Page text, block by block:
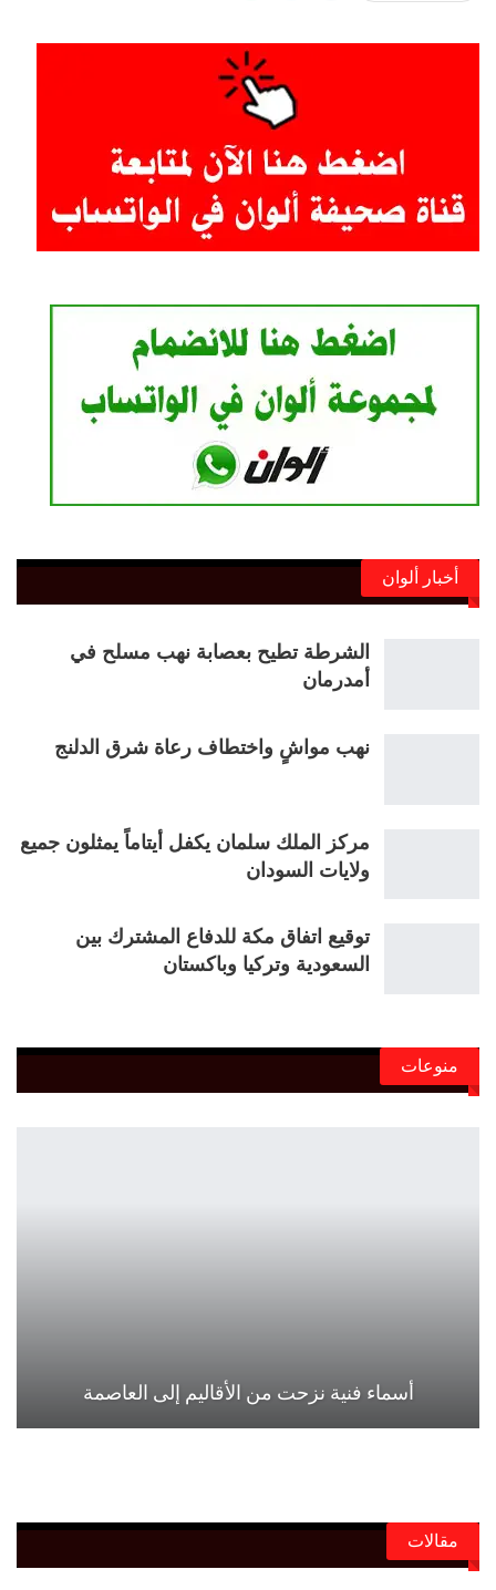
أخبار ألوان
الشرطة تطيح بعصابة نهب مسلح في
أمدرمان
نهب مواشٍ واختطاف رعاة شرق الدلنج
مركز الملك سلمان يكفل أيتاماً يمثلون جميع
ولايات السودان
توقيع اتفاق مكة للدفاع المشترك بين
السعودية وتركيا وباكستان
منوعات
أسماء فنية نزحت من الأقاليم إلى العاصمة
مقالات